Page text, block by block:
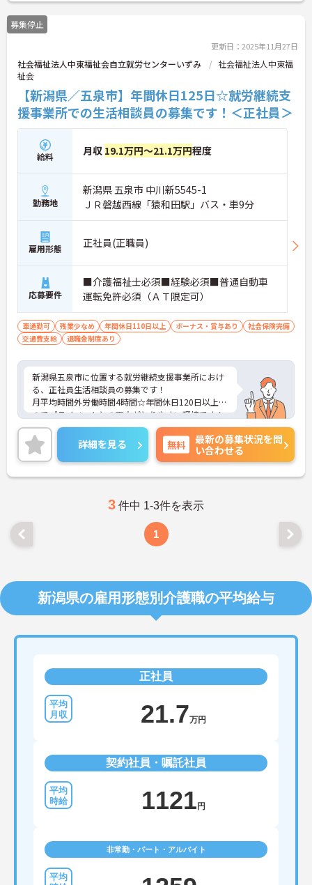
募集停止
更新日：2025年11月27日
社会福祉法人中東福祉会自立就労センターいずみ
社会福祉法人中東福
祉会
【新潟県／五泉市】年間休日125日☆就労継続支
援事業所での生活相談員の募集です！＜正社員＞
給料 月収 19.1万円～21.1万円程度
勤務地
新潟県 五泉市 中川新5545-1
ＪＲ磐越西線「猿和田駅」バス・車9分
雇用形態 正社員(正職員)
応募要件
■介護福祉士必須■経験必須■普通自動車
運転免許必須（ＡＴ限定可）
車通勤可 残業少なめ 年間休日110日以上 ボーナス・賞与あり
社会保険完備
交通費支給
退職金制度あり
新潟県五泉市に位置する就労継続支援事業所におけ
る、正社員生活相談員の募集です！
月平均時間外労働時間4時間☆年間休日120日以上な
のでプライベートとの両立がとりやすい環境です！
ご興味ある方には、面接対策ポイントなど、さらに
詳細をお話しいたしますのでお気軽にご相談くださ
い。
詳細を見る 無料
最新の募集状況を問
い合わせる
3 件中 1-3件を表示
1
新潟県の雇用形態別介護職の平均給与
正社員
21.7万円
契約社員・嘱託社員
1121 円
非常勤・パート・アルバイト